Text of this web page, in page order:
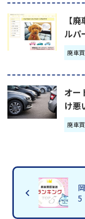
【
ルパ
廃車
オー
け悪
廃車
5